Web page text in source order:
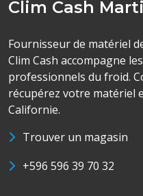
Clim Cash
Fournisseur de matériel
Clim Cash accompagne
professionnels du froid.
récupérez votre matériel
Californie.
Trouver un magasin
+596 596 39 70 32